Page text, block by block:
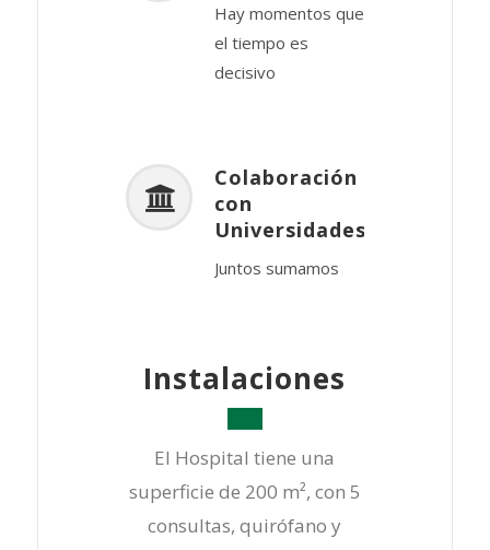
Hay momentos que
el tiempo es
decisivo
Colaboración
con
Universidades
Juntos sumamos
Instalaciones
El Hospital tiene una
superficie de 200 m², con 5
consultas, quirófano y